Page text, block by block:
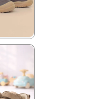
Ücretsiz
Kargo
1.289,90 ₺